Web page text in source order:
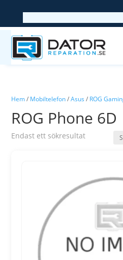
Hem/ Mobiltelefon/Asus / ROG
ROG Phone 6D
Endast ett sökresultat